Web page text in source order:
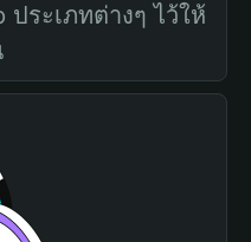
ระเภทต่างๆ ไว้ให้